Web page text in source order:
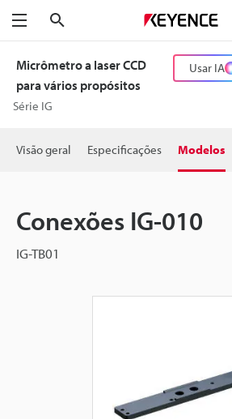
Menu
Micrômetro a laser CCD
para vários propósitos
Série IG
Usar IA
Visão geral Especificações Modelos
Conexões IG-010
IG-TB01